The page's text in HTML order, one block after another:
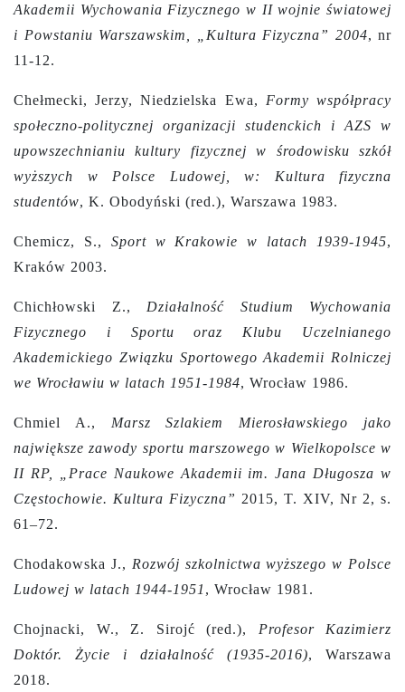
Akademii Wychowania Fizycznego w II wojnie światowej
i Powstaniu Warszawskim, „Kultura Fizyczna” 2004, nr
11-12.
Chełmecki, Jerzy, Niedzielska Ewa, Formy współpracy
społeczno-politycznej organizacji studenckich i AZS w
upowszechnianiu kultury fizycznej w środowisku szkół
wyższych w Polsce Ludowej, w: Kultura fizyczna
studentów, K. Obodyński (red.), Warszawa 1983.
Chemicz, S., Sport w Krakowie w latach 1939-1945,
Kraków 2003.
Chichłowski Z., Działalność Studium Wychowania
Fizycznego i Sportu oraz Klubu Uczelnianego
Akademickiego Związku Sportowego Akademii Rolniczej
we Wrocławiu w latach 1951-1984, Wrocław 1986.
Chmiel A., Marsz Szlakiem Mierosławskiego jako
największe zawody sportu marszowego w Wielkopolsce w
II RP, „Prace Naukowe Akademii im. Jana Długosza w
Częstochowie. Kultura Fizyczna” 2015, T. XIV, Nr 2, s.
61–72.
Chodakowska J., Rozwój szkolnictwa wyższego w Polsce
Ludowej w latach 1944-1951 , Wrocław 1981.
Chojnacki, W., Z. Sirojć (red.), Profesor Kazimierz
Doktór. Życie i działalność (1935-2016), Warszawa
2018.